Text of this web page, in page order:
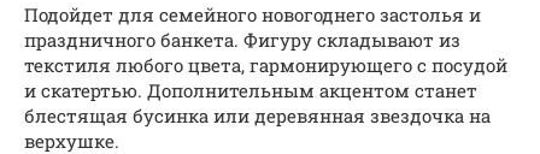
Подойдет для семейного новогоднего застолья и
праздничного банкета. Фигуру складывают из
текстиля любого цвета, гармонирующего с посудой
и скатертью. Дополнительным акцентом станет
блестящая бусинка или деревянная звездочка на
верхушке.